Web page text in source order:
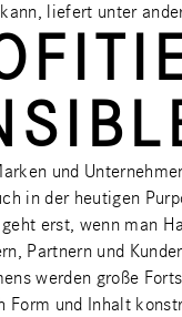
liefert unter
und
in der heutigen
erst, wenn man
Partnern und
werden große
und Inhalt